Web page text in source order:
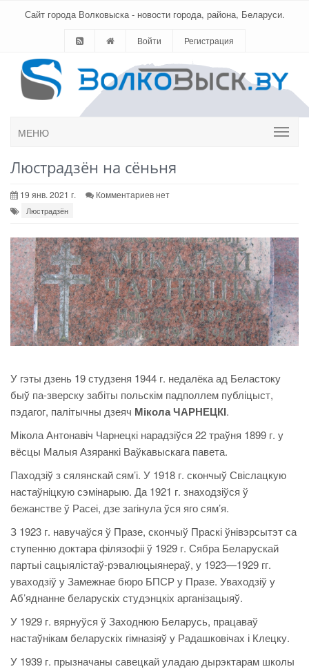
Сайт города Волковыска - новости города, района, Беларуси.
Войти Регистрация
МЕНЮ
Люстрадзён на сёньня
19 янв. 2021 г. Комментариев нет
Люстрадзён
У гэты дзень 19 студзеня 1944 г. недалёка ад Беластоку
быў па-зверску забіты польскім падполлем публіцыст,
пэдагог, палітычны дзеяч Мікола ЧАРНЕЦКІ.
Мікола Антонавіч Чарнецкі нарадзіўся 22 траўня 1899 г. у
вёсцы Малыя Азяранкі Ваўкавыскага павета.
Паходзіў з сялянскай сям’і. У 1918 г. скончыў Свіслацкую
настаўніцкую сэмінарыю. Да 1921 г. знаходзіўся ў
бежанстве ў Расеі, дзе загінула ўся яго сям’я.
З 1923 г. навучаўся ў Празе, скончыў Праскі ўнівэрсытэт са
ступенню доктара філязофіі ў 1929 г. Сябра Беларускай
партыі сацыялістаў-рэвалюцыянераў, у 1923—1929 гг.
уваходзіў у Замежнае бюро БПСР у Празе. Уваходзіў у
Аб’яднанне беларускіх студэнцкіх арганізацыяў.
У 1929 г. вярнуўся ў Заходнюю Беларусь, працаваў
настаўнікам беларускіх гімназіяў у Радашковічах і Клецку.
У 1939 г. прызначаны савецкай уладаю дырэктарам школы